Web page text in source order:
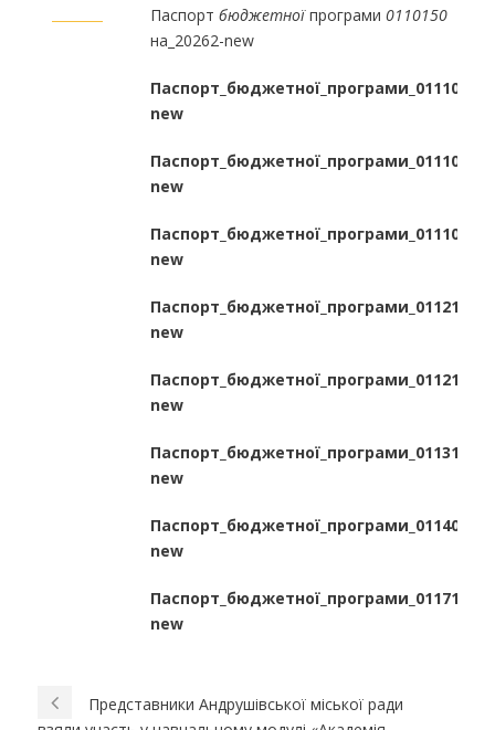
Паспорт бюджетноїпрограми 0110150
на_20262-new
new
new
new
new
new
new
new
new
Представники Андрушівської міської ради